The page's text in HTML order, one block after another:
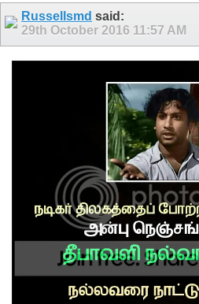
Russellsmd said:
29th October 2016 11:57 AM